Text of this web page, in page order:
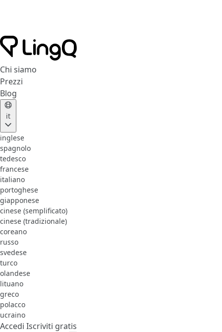
Chi siamo
Prezzi
Blog
it
inglese
spagnolo
tedesco
francese
italiano
portoghese
giapponese
cinese (semplificato)
cinese (tradizionale)
coreano
russo
svedese
turco
olandese
lituano
greco
polacco
ucraino
Accedi Iscriviti gratis